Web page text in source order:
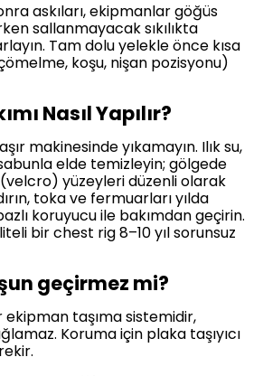
askıları, ekipmanlar göğüs
sallanmayacak sıkılıkta
Tam dolu yelekle önce kısa
koşu, nişan pozisyonu)
Nasıl Yapılır?
makinesinde yıkamayın. Ilık su,
elde temizleyin; gölgede
(velcro) yüzeyleri düzenli olarak
toka ve fermuarları yılda
koruyucu ile bakımdan geçirin.
bir chest rig 8–10 yıl sorunsuz
geçirmez mi?
ekipman taşıma sistemidir,
Koruma için plaka taşıyıcı